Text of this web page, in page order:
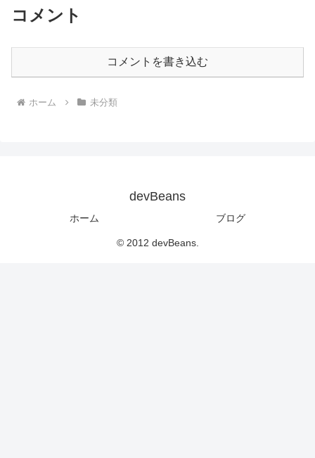
コメント
コメントを書き込む
ホーム 未分類
devBeans
ホーム ブログ
© 2012 devBeans.